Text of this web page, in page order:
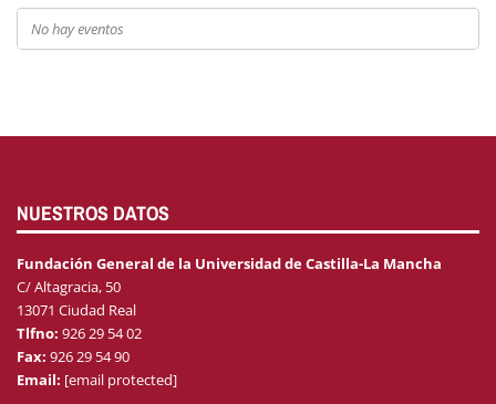
No hay eventos
NUESTROS DATOS
Fundación General de la Universidad de Castilla-La Mancha
C/ Altagracia, 50
13071 Ciudad Real
Tlfno: 926 29 54 02
Fax: 926 29 54 90
Email: [email protected]